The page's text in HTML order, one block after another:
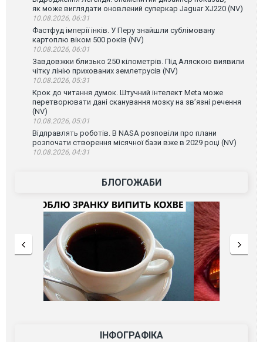
як може виглядати оновлений суперкар Jaguar XJ220 (NV)
10.08.2026, 06:31
Фастфуд імперії інків. У Перу знайшли сублімовану
картоплю віком 500 років (NV)
10.08.2026, 06:01
Завдовжки близько 250 кілометрів. Під Аляскою виявили
чітку лінію прихованих землетрусів (NV)
10.08.2026, 05:31
Крок до читання думок. Штучний інтелект Meta може
перетворювати дані сканування мозку на зв’язні речення
(NV)
10.08.2026, 05:01
Відправлять роботів. В NASA розповіли про плани
розпочати створення місячної бази вже в 2029 році (NV)
10.08.2026, 04:31
БЛОГОЖАБИ
ІНФОГРАФІКА